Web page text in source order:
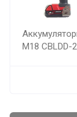
M18 CBLDD-